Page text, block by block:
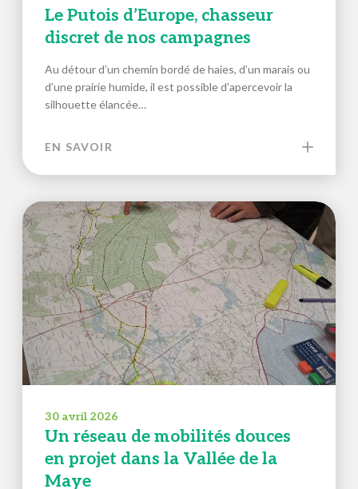
Le Putois d’Europe, chasseur
discret de nos campagnes
Au détour d’un chemin bordé de haies, d’un marais ou
d’une prairie humide, il est possible d’apercevoir la
silhouette élancée…
EN SAVOIR
30 avril 2026
Un réseau de mobilités douces
en projet dans la Vallée de la
Maye